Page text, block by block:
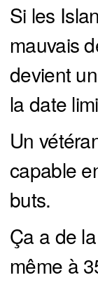
Si les
mauvais
devient
la date
Un
capable
buts.
Ça a de
même à